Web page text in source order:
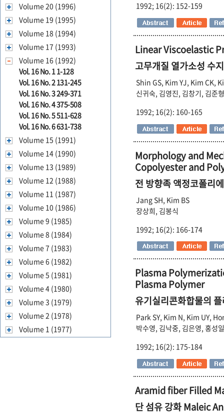
Volume 20 (1996)
Volume 19 (1995)
Volume 18 (1994)
Volume 17 (1993)
Volume 16 (1992)
Vol. 16 No. 1 1-128
Vol. 16 No. 2 131-245
Vol. 16 No. 3 249-371
Vol. 16 No. 4 375-508
Vol. 16 No. 5 511-628
Vol. 16 No. 6 631-738
Volume 15 (1991)
Volume 14 (1990)
Volume 13 (1989)
Volume 12 (1988)
Volume 11 (1987)
Volume 10 (1986)
Volume 9 (1985)
Volume 8 (1984)
Volume 7 (1983)
Volume 6 (1982)
Volume 5 (1981)
Volume 4 (1980)
Volume 3 (1979)
Volume 2 (1978)
Volume 1 (1977)
1992; 16(2): 152-159
Linear Viscoelastic
고무개질 열가소성 수
Shin GS, Kim YJ, Kim CK,
신귀숙, 김영진, 김창기, 김준
1992; 16(2): 160-165
Morphology and
Copolyester and
전 방향족 액정코폴리
Jang SH, Kim BS
장상희, 김봉식
1992; 16(2): 166-174
Plasma
Plasma Polymer
유기실리콘화합물의
Park SY, Kim N, Kim UY,
박수영, 김낙중, 김은영, 홍성
1992; 16(2): 175-184
Aramid fiber Filled
단 섬유 강화 Maleic